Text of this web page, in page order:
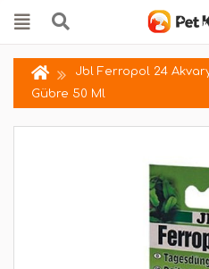
Jbl Ferropol 24
Gübre 50 Ml